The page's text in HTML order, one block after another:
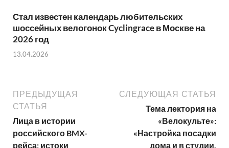
Стал известен календарь любительских
шоссейных велогонок Cyclingrace в Москве на
2026 год
13.04.2026
ПРЕДЫДУЩАЯ
СТАТЬЯ
Лица в истории
российского BMX-
рейса: истоки
СЛЕДУЮЩАЯ СТАТЬЯ
Тема лектория на
«Велокульте»:
«Настройка посадки
дома и в студии.